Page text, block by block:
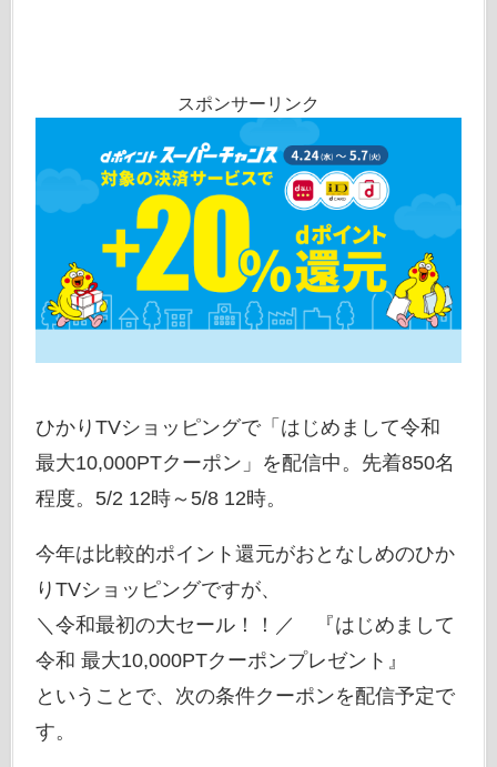
スポンサーリンク
ひかりTVショッピングで「はじめまして令和
最大10,000PTクーポン」を配信中。先着850名
程度。5/2 12時～5/8 12時。
今年は比較的ポイント還元がおとなしめのひか
りTVショッピングですが、
＼令和最初の大セール！！／ 『はじめまして
令和 最大10,000PTクーポンプレゼント』
ということで、次の条件クーポンを配信予定で
す。